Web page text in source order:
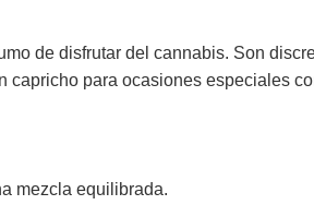
de disfrutar del cannabis. Son
capricho para ocasiones especiales
mezcla equilibrada.